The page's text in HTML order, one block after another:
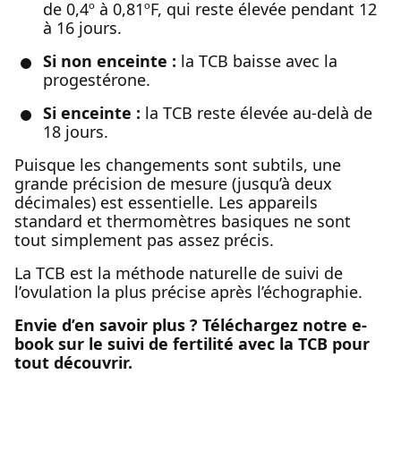
de 0,4º à 0,81ºF, qui reste élevée pendant 12
à 16 jours.
Si non enceinte : la TCB baisse avec la
progestérone.
Si enceinte : la TCB reste élevée au-delà de
18 jours.
Puisque les changements sont subtils, une
grande précision de mesure (jusqu’à deux
décimales) est essentielle. Les appareils
standard et thermomètres basiques ne sont
tout simplement pas assez précis.
La TCB est la méthode naturelle de suivi de
l’ovulation la plus précise après l’échographie.
Envie d’en savoir plus ? Téléchargez notre e-
book sur le suivi de fertilité avec la TCB pour
tout découvrir.